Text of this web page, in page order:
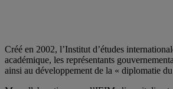
Créé en 2002, l’Institut d’études
académique, les représentants
ainsi au développement de la « diplomatie